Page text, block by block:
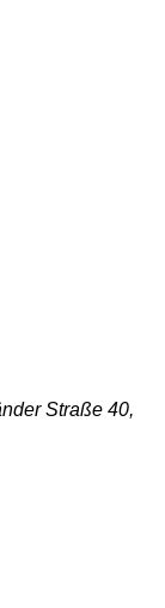
Straße 40,